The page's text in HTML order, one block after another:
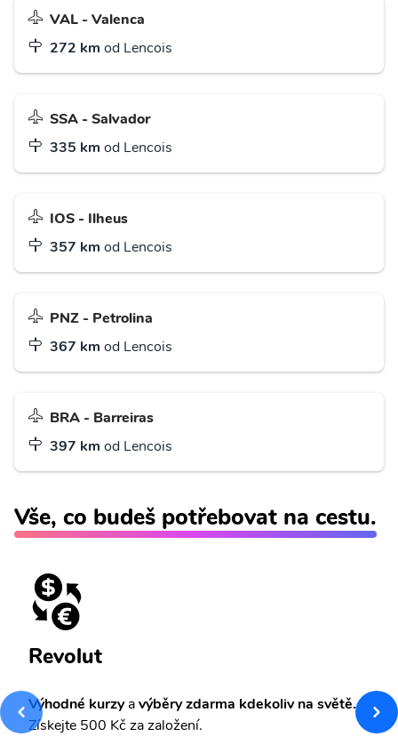
VAL - Valenca
272 km od Lencois
SSA - Salvador
335 km od Lencois
IOS - Ilheus
357 km od Lencois
PNZ - Petrolina
367 km od Lencois
BRA - Barreiras
397 km od Lencois
Vše, co budeš potřebovat na cestu.
Revolut
Výhodné kurzyavýběry zdarma kdekoliv na světě.
Získejte 500 Kč za založení.